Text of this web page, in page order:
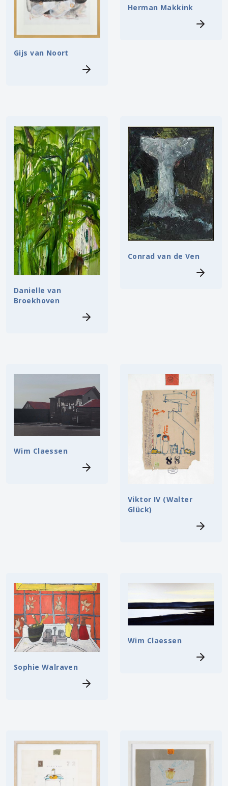
Gijs van Noort
Herman Makkink
Danielle van
Broekhoven
Conrad van de Ven
Wim Claessen
Viktor IV (Walter
Glück)
Sophie Walraven
Wim Claessen